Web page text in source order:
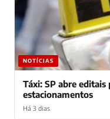
NOTÍCIAS
Táxi: SP abre editais
estacionamentos
Há 3 dias